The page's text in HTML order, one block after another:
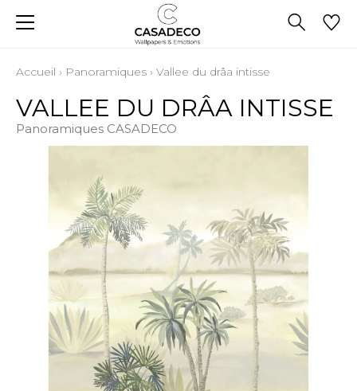
Accueil › Panoramiques › Vallee du drâa intisse
VALLEE DU DRÂA INTISSE
Panoramiques CASADECO